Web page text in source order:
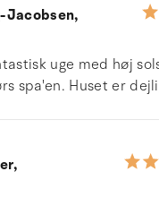
Jacobsen,
uge med høj
spa'en. Huset er